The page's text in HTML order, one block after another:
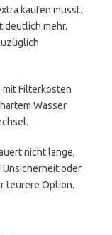
kaufen musst.
deutlich mehr.
mit Filterkosten
Wasser
nicht lange,
oder
teurere Option.